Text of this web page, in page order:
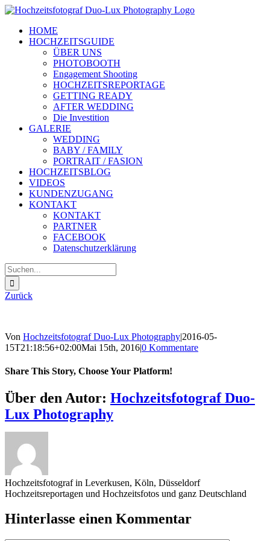
Zum
springenHOME
HOCHZEITSGUIDE
ÜBER UNS
PHOTOBOOTH
Engagement Shooting
HOCHZEITSREPORTAGE
GETTING READY
AFTER WEDDING
Die Investition
GALERIE
WEDDING
BABY / FAMILY
PORTRAIT / FASION
HOCHZEITSBLOG
VIDEOS
KUNDENZUGANG
KONTAKT
KONTAKT
PARTNER
FACEBOOK
Datenschutzerklärung
Suche
nach:
Zurück
Von Hochzeitsfotograf Duo-Lux Photography|2016-05-
15T21:18:56+02:00Mai 15th, 2016|0 Kommentare
Share This Story, Choose Your Platform!
Sharing_facebook
Sharing_twitter
Sharing_reddit
Über den Autor: Hochzeitsfotograf Duo-
Lux Photography
Hochzeitsfotograf in Leverkusen, Köln, Düsseldorf
Hochzeitsreportagen und Hochzeitsfotos und ganz Deutschland
Hinterlasse einen Kommentar